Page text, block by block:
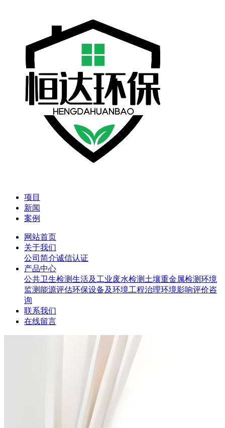
项目
新闻
案例
网站首页
关于我们
公司简介诚信认证
产品中心
公共卫生检测生活及工业废水检测 土壤重金属检测环境
监测能源评估环保设备及环境工程治理环境影响评价咨
询
联系我们
在线留言